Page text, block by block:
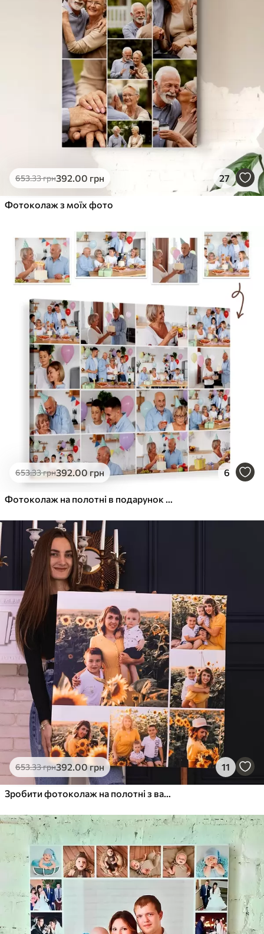
653.33грн392.00 грн 27
Фотоколаж з моїх фото
653.33грн392.00 грн 6
Фотоколаж на полотні в подарунок на ювілей
653.33грн392.00грн 11
Зробити фотоколаж на полотні з вашої фотографії